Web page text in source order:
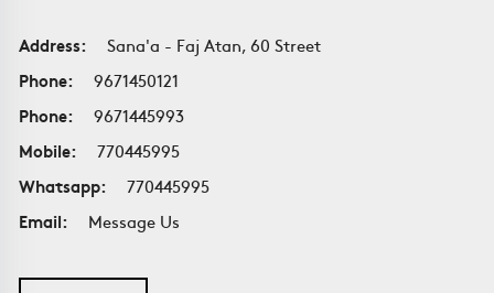
Address:
Sana'a - Faj Atan, 60 Street
Phone:
9671450121
Phone:
9671445993
Mobile:
770445995
Whatsapp:
770445995
Email:
Message Us